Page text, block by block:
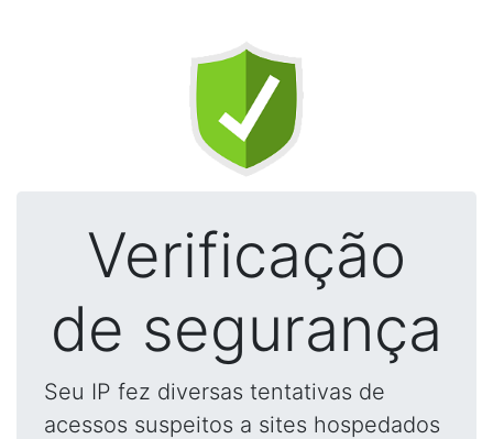
Verificação
de segurança
Seu IP fez diversas tentativas de
acessos suspeitos a sites hospedados